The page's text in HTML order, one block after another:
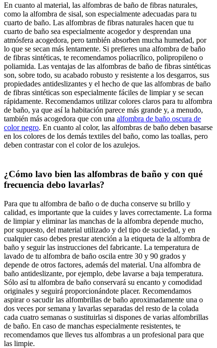
En cuanto al material, las alfombras de baño de fibras naturales,
como la alfombra de sisal, son especialmente adecuadas para tu
cuarto de baño. Las alfombras de fibras naturales hacen que tu
cuarto de baño sea especialmente acogedor y desprendan una
atmósfera acogedora, pero también absorben mucha humedad, por
lo que se secan más lentamente. Si prefieres una alfombra de baño
de fibras sintéticas, te recomendamos poliacrílico, polipropileno o
poliamida. Las ventajas de las alfombras de baño de fibras sintéticas
son, sobre todo, su acabado robusto y resistente a los desgarros, sus
propiedades antideslizantes y el hecho de que las alfombras de baño
de fibras sintéticas son especialmente fáciles de limpiar y se secan
rápidamente. Recomendamos utilizar colores claros para tu alfombra
de baño, ya que así la habitación parece más grande y, a menudo,
también más acogedora que con una alfombra de baño oscura de
color negro. En cuanto al color, las alfombras de baño deben basarse
en los colores de los demás textiles del baño, como las toallas, pero
deben contrastar con el color de los azulejos.
¿Cómo lavo bien las alfombras de baño y con qué
frecuencia debo lavarlas?
Para que tu alfombra de baño o de ducha conserve su brillo y
calidad, es importante que la cuides y laves correctamente. La forma
de limpiar y eliminar las manchas de la alfombra depende mucho,
por supuesto, del material utilizado y del tipo de suciedad, y en
cualquier caso debes prestar atención a la etiqueta de la alfombra de
baño y seguir las instrucciones del fabricante. La temperatura de
lavado de tu alfombra de baño oscila entre 30 y 90 grados y
depende de otros factores, además del material. Una alfombra de
baño antideslizante, por ejemplo, debe lavarse a baja temperatura.
Sólo así tu alfombra de baño conservará su encanto y comodidad
originales y seguirá proporcionándote placer. Recomendamos
aspirar o sacudir las alfombrillas de baño aproximadamente una o
dos veces por semana y lavarlas separadas del resto de la colada
cada cuatro semanas o sustituirlas si dispones de varias alfombrillas
de baño. En caso de manchas especialmente resistentes, te
recomendamos que lleves tus alfombras a un profesional para que
las limpie.